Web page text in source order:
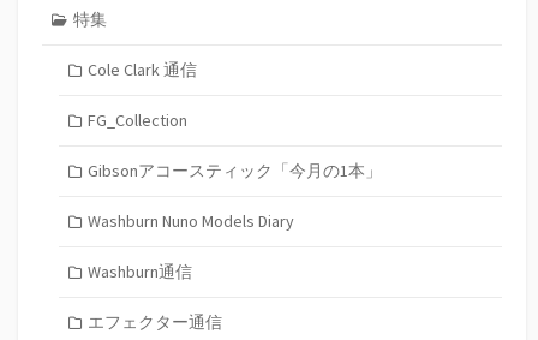
特集
Cole Clark 通信
FG_Collection
Gibsonアコースティック「今月の1本」
Washburn Nuno Models Diary
Washburn通信
エフェクター通信